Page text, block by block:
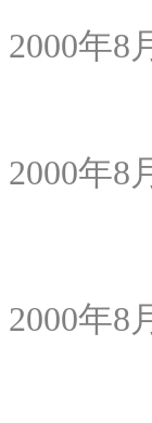
2000年8
2000年8
2000年8